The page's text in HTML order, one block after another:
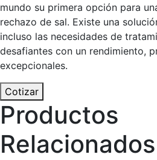
mundo su primera opción para
rechazo de sal. Existe una
incluso las necesidades de
desafiantes con un rendimiento,
excepcionales.
Cotizar
Productos
Relacionados